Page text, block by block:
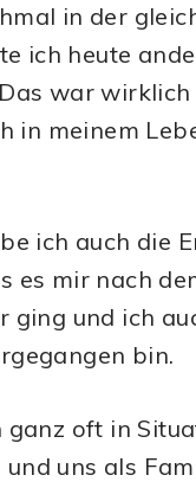
in der
ich heute
war
in meinem
ich auch die
es mir nach
ging und ich
bin.
ganz oft in
und uns als